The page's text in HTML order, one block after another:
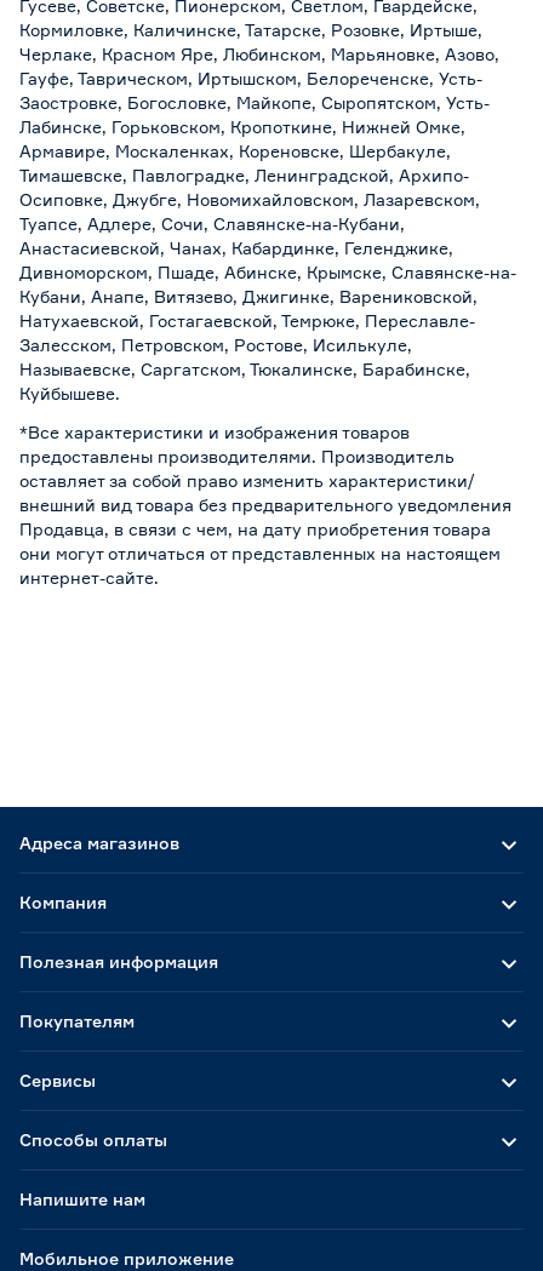
Гусеве, Советске, Пионерском, Светлом, Гвардейске,
Кормиловке, Каличинске, Татарске, Розовке, Иртыше,
Черлаке, Красном Яре, Любинском, Марьяновке, Азово,
Гауфе, Таврическом, Иртышском, Белореченске, Усть-
Заостровке, Богословке, Майкопе, Сыропятском, Усть-
Лабинске, Горьковском, Кропоткине, Нижней Омке,
Армавире, Москаленках, Кореновске, Шербакуле,
Тимашевске, Павлоградке, Ленинградской, Архипо-
Осиповке, Джубге, Новомихайловском, Лазаревском,
Туапсе, Адлере, Сочи, Славянске-на-Кубани,
Анастасиевской, Чанах, Кабардинке, Геленджике,
Дивноморском, Пшаде, Абинске, Крымске, Славянске-на-
Кубани, Анапе, Витязево, Джигинке, Варениковской,
Натухаевской, Гостагаевской, Темрюке, Переславле-
Залесском, Петровском, Ростове, Исилькуле,
Называевске, Саргатском, Тюкалинске, Барабинске,
Куйбышеве.
*Все характеристики и изображения товаров
предоставлены производителями. Производитель
оставляет за собой право изменить характеристики/
внешний вид товара без предварительного уведомления
Продавца, в связи с чем, на дату приобретения товара
они могут отличаться от представленных на настоящем
интернет-сайте.
Адреса магазинов
Способы оплаты
Мобильное приложение
Компания
Полезная информация
Покупателям
Сервисы
Напишите нам